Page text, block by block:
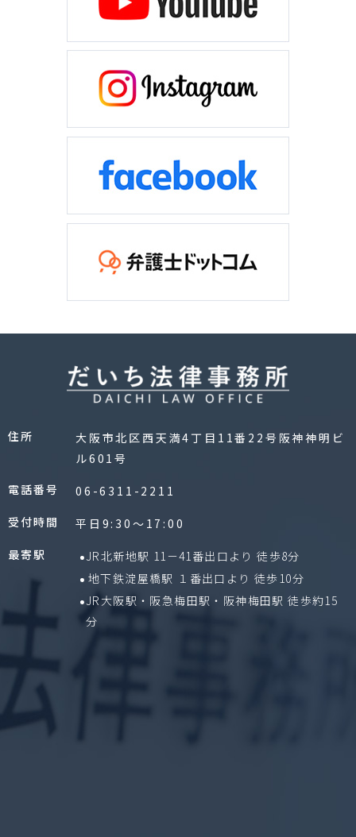
住所
大阪市北区西天満4丁目11番22号阪神神明ビ
ル601号
電話番号
06-6311-2211
受付時間
平日9:30〜17:00
最寄駅
JR北新地駅 11－41番出口より 徒歩8分
地下鉄淀屋橋駅 １番出口より 徒歩10分
JR大阪駅・阪急梅田駅・阪神梅田駅 徒歩約15
分